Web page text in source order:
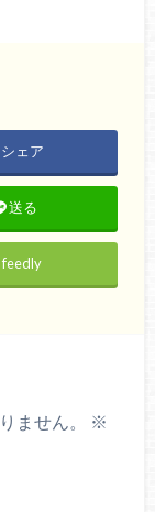
シェア
送る
feedly
ません。
※